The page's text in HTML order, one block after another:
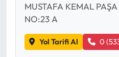
MUSTAFA KEMAL
NO:23 A
Yol Tarifi Al 0